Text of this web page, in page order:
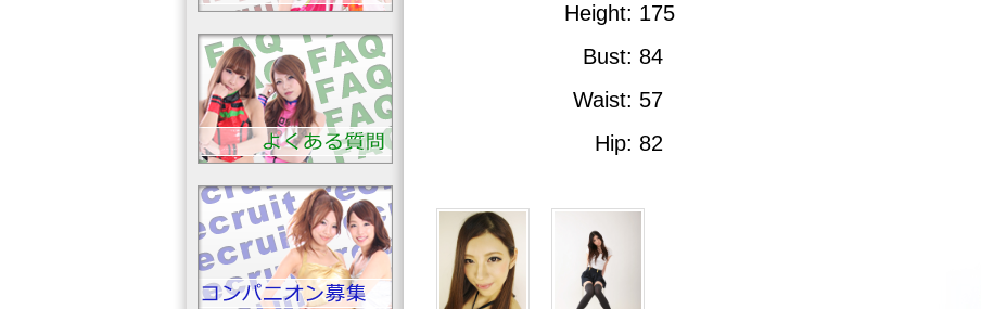
Height
Bust
Waist
Hip
: 175
: 84
: 57
: 82